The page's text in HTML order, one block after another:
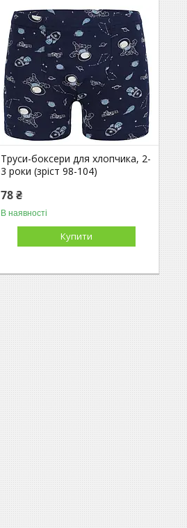
Труси-боксери для хлопчика, 2-
3 роки (зріст 98-104)
78 ₴
В наявності
Купити